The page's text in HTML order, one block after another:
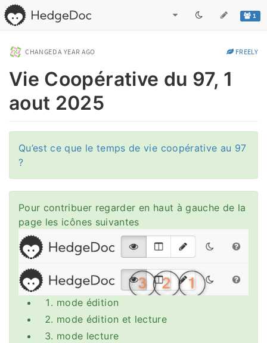
1
CHANGEDA YEAR AGO FREELY
Vie Coopérative du 97, 1
aout 2025
Qu’est ce que le temps de vie coopérative au 97
?
Pour contribuer regarder en haut à gauche de la
page les icônes suivantes
mode édition
mode édition et lecture
mode lecture